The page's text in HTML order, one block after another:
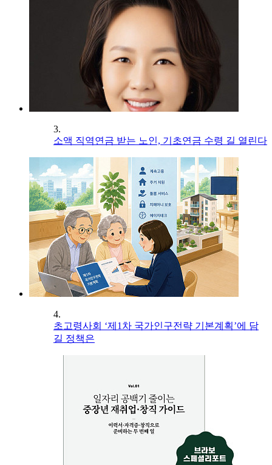
3.
소액 직역연금 받는 노인, 기초연금 수령 길 열린다
4.
초고령사회 ‘제1차 국가인구전략 기본계획’에 담
길 정책은